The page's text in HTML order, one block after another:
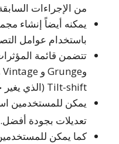
من الإجراءات
يمكنه أيضاً إنشاء
باستخدام عوامل
تتضمن قائمة
Tilt-shift (الذي يغير حجم الصور.
يمكن للمستخدمين
تعديلات بجودة أفضل.
كما يمكن